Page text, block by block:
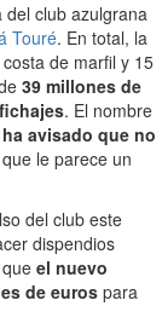
del club azulgrana
Touré. En total, la
de marfil y 15
39 millones de
. El nombre
avisado que no
le parece un
del club este
dispendios
el nuevo
de euros para